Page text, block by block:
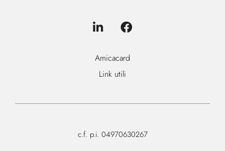
Amicacard
Link utili
c.f. p.i. 04970630267